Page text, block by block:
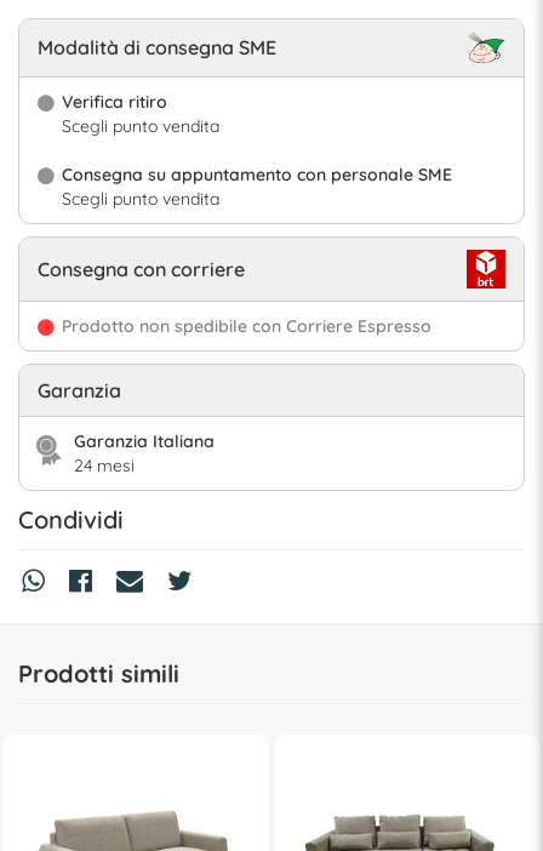
Modalità di consegna SME
Verifica ritiro
Scegli punto vendita
Consegna su appuntamento con personale SME
Scegli punto vendita
Consegna con corriere
Prodotto non spedibile con Corriere Espresso
Garanzia
Garanzia Italiana
24 mesi
Condividi
Prodotti simili